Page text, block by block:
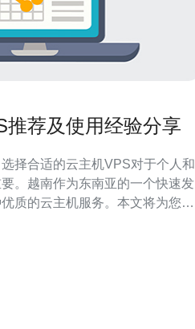
推荐及使用经验分享
择合适的云主机VPS对于个人和
。越南作为东南亚的一个快速发
质的云主机服务。本文将为您详
选